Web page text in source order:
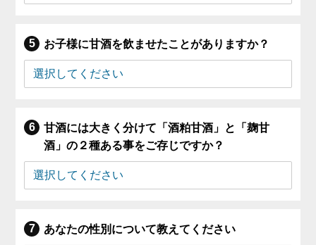
お子様に甘酒を飲ませたことがありますか？
甘酒には大きく分けて「酒粕甘酒」と「麹甘
酒」の２種ある事をご存じですか？
あなたの性別について教えてください